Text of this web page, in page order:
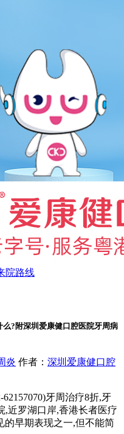
院路线
?附深圳爱康健口腔医院牙周病
炎 作者： 深圳爱康健口腔
牙周治疗8折,牙
,近罗湖口岸,香港长者医疗
的早期表现之一,但不能简